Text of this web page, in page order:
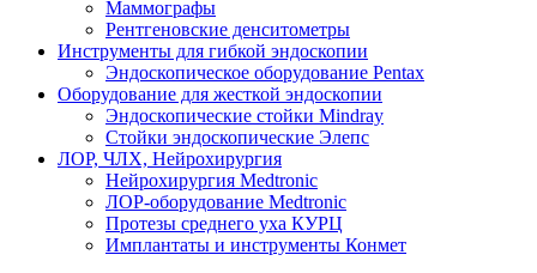
Маммографы
Рентгеновские денситометры
Инструменты для гибкой эндоскопии
Эндоскопическое оборудование Pentax
Оборудование для жесткой эндоскопии
Эндоскопические стойки Mindray
Стойки эндоскопические Элепс
ЛОР, ЧЛХ, Нейрохирургия
Нейрохирургия Medtronic
ЛОР-оборудование Medtronic
Протезы среднего уха КУРЦ
Имплантаты и инструменты Конмет